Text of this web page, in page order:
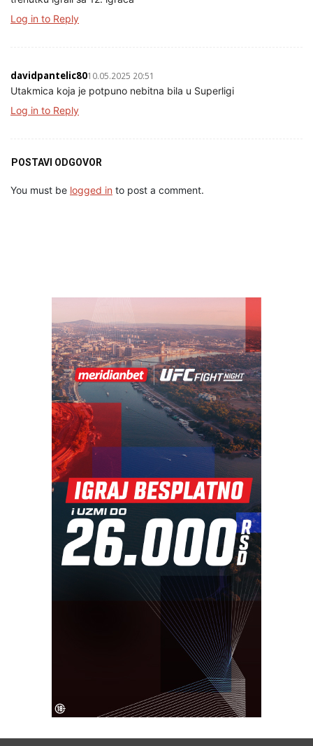
Log in to Reply
davidpantelic8010.05.2025 20:51
Utakmica koja je potpuno nebitna bila u Superligi
Log in to Reply
POSTAVI ODGOVOR
You must be logged in to post a comment.